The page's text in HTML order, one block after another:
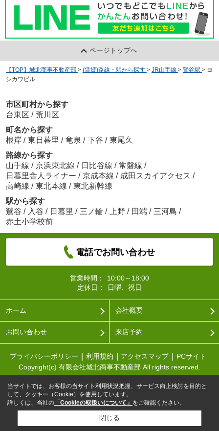
ページトップへ
【TOP】城北商事不動産部 > (賃貸)路線・駅から探す > JR山手線 > 鶯谷駅 > ヨ
シカワビル
市区町村から探す
台東区 / 荒川区
町名から探す
根岸 / 東日暮里 / 竜泉 / 下谷 / 東尾久
路線から探す
山手線 / 京浜東北線 / 日比谷線 / 常磐線 /
日暮里舎人ライナー / 京成本線 / 成田スカイアクセス /
高崎線 / 東北本線 / 東北新幹線
駅から探す
鶯谷 / 入谷 / 日暮里 / 三ノ輪 / 上野 / 田端 / 三河島 /
赤土小学校前
電話でお問い合わせ
営業時間：
10:00～18:00
定休日：
日曜、祝日
ホーム 会社概要
お問い合わせ 来店予約
プライバシーポリシー 利用規約 アクセスマップ
PCサイト
Copyright(c) 有限会社城北商事不動産部 All rights reserved.
当サイトでは、お客様の当サイト利用状況把握、サービス向上検討を目的と
して、クッキー（Cookie）を使用しています。
詳しくは、当社の 「Cookieの取扱いについて」 をご確認ください。
閉じる